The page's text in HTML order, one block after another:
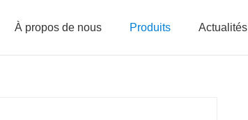
À propos de nous Produits Actualités